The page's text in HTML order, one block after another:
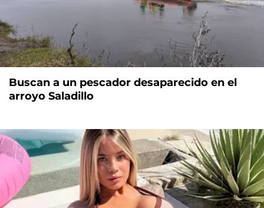
Buscan a un pescador desaparecido en el
arroyo Saladillo